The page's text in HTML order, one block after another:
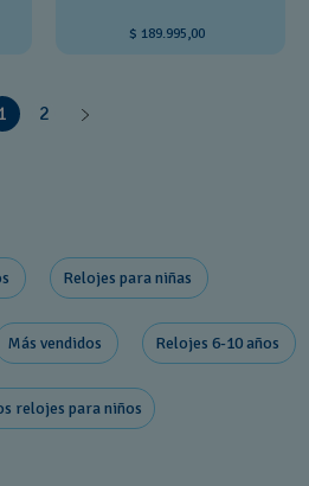
$ 189.995,00
2
Relojes para niñas
Más vendidos Relojes 6-10 años ​
relojes para niños